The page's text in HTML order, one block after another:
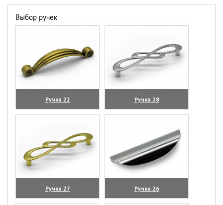
Выбор ручек
Ручка 22
(увеличить)
Ручка 28
(увеличить)
Ручка 27
(увеличить)
Ручка 26
(увеличить)